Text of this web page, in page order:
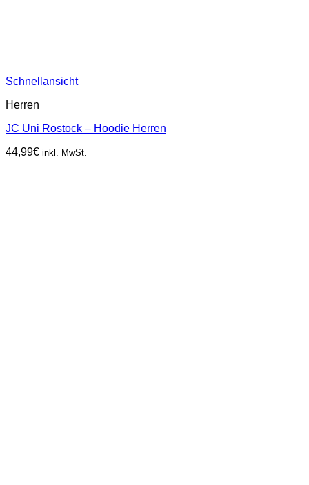
Schnellansicht
Herren
JC Uni Rostock – Hoodie Herren
44,99€ inkl. MwSt.